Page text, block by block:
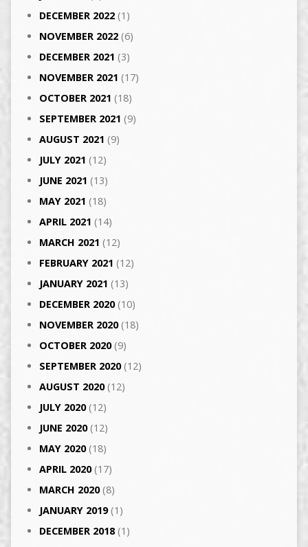
DECEMBER 2022 (1)
NOVEMBER 2022 (6)
DECEMBER 2021 (3)
NOVEMBER 2021 (17)
OCTOBER 2021 (18)
SEPTEMBER 2021 (9)
AUGUST 2021 (9)
JULY 2021 (12)
JUNE 2021 (13)
MAY 2021 (18)
APRIL 2021 (14)
MARCH 2021 (12)
FEBRUARY 2021 (12)
JANUARY 2021 (13)
DECEMBER 2020(10)
NOVEMBER 2020(18)
OCTOBER 2020(9)
SEPTEMBER 2020(12)
AUGUST 2020(12)
JULY 2020(12)
JUNE 2020(12)
MAY 2020(18)
APRIL 2020(17)
MARCH 2020(8)
JANUARY 2019(1)
DECEMBER 2018(1)